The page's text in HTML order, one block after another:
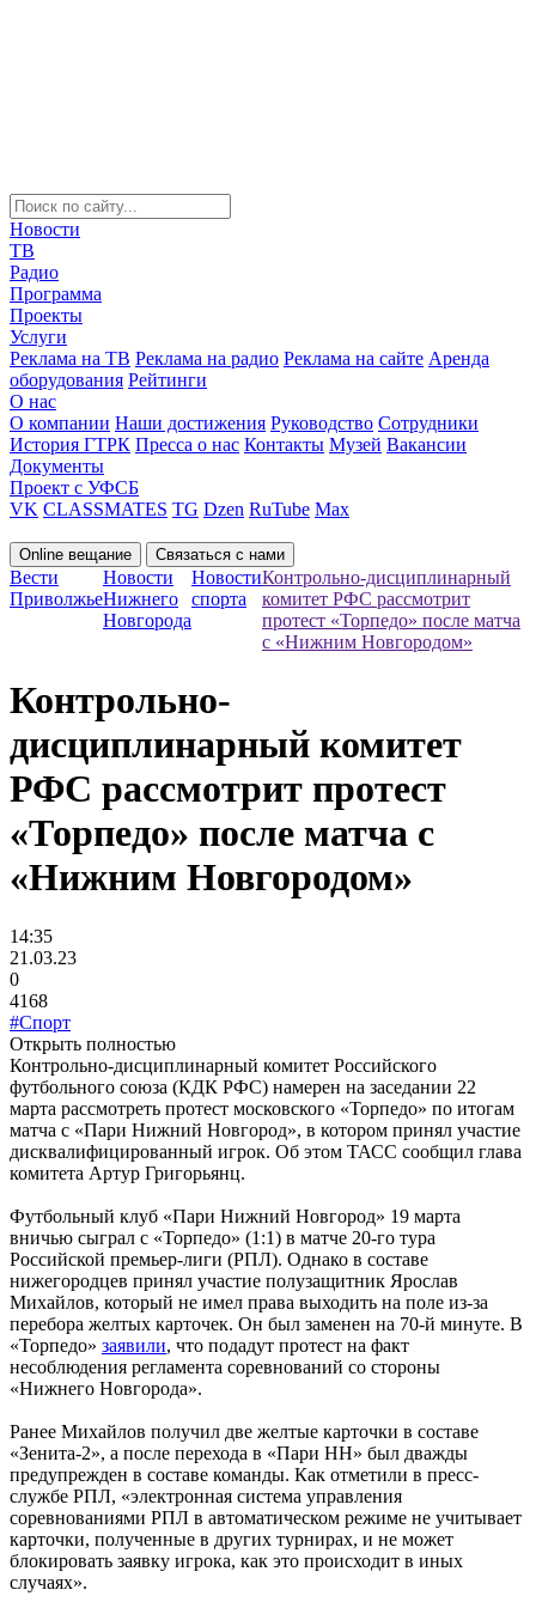
Новости
ТВ
Радио
Программа
Проекты
Услуги
Реклама на ТВ Реклама на радио Реклама на сайте Аренда
оборудования Рейтинги
О нас
О компании Наши достижения Руководство Сотрудники
История ГТРК Пресса о нас Контакты Музей Вакансии
Документы
Проект с УФСБ
VK CLASSMATES TG Dzen RuTube Max
Online вещание Связаться с нами
Вести
Приволжье
Новости
Нижнего
Новгорода
Новости
спорта
Контрольно-дисциплинарный
комитет РФС рассмотрит
протест «Торпедо» после матча
с «Нижним Новгородом»
Контрольно-
дисциплинарный комитет
РФС рассмотрит протест
«Торпедо» после матча с
«Нижним Новгородом»
14:35
21.03.23
0
4168
#Спорт
Открыть полностью
Контрольно-дисциплинарный комитет Российского
футбольного союза (КДК РФС) намерен на заседании 22
марта рассмотреть протест московского «Торпедо» по итогам
матча с «Пари Нижний Новгород», в котором принял участие
дисквалифицированный игрок. Об этом ТАСС сообщил глава
комитета Артур Григорьянц.
Футбольный клуб «Пари Нижний Новгород» 19 марта
вничью сыграл с «Торпедо» (1:1) в матче 20-го тура
Российской премьер-лиги (РПЛ). Однако в составе
нижегородцев принял участие полузащитник Ярослав
Михайлов, который не имел права выходить на поле из-за
перебора желтых карточек. Он был заменен на 70-й минуте. В
«Торпедо» заявили, что подадут протест на факт
несоблюдения регламента соревнований со стороны
«Нижнего Новгорода».
Ранее Михайлов получил две желтые карточки в составе
«Зенита-2», а после перехода в «Пари НН» был дважды
предупрежден в составе команды. Как отметили в пресс-
службе РПЛ, «электронная система управления
соревнованиями РПЛ в автоматическом режиме не учитывает
карточки, полученные в других турнирах, и не может
блокировать заявку игрока, как это происходит в иных
случаях».